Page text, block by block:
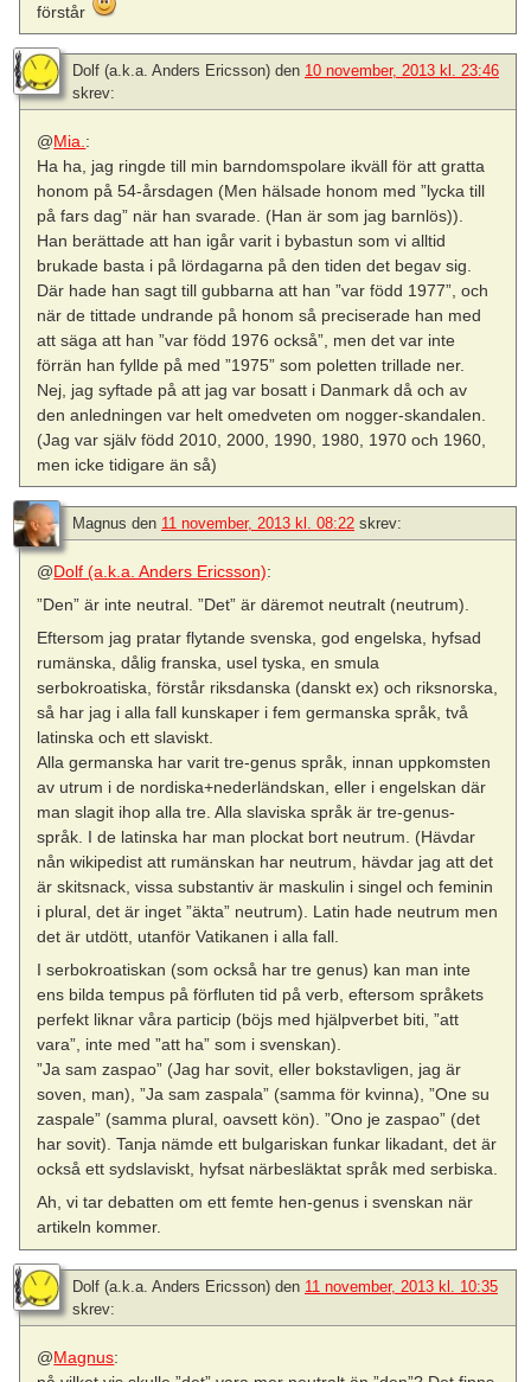
förstår
Dolf (a.k.a. Anders Ericsson) den 10 november, 2013 kl. 23:46
skrev:
@Mia. :
Ha ha, jag ringde till min barndomspolare ikväll för att gratta
honom på 54-årsdagen (Men hälsade honom med ”lycka till
på fars dag” när han svarade. (Han är som jag barnlös)).
Han berättade att han igår varit i bybastun som vi alltid
brukade basta i på lördagarna på den tiden det begav sig.
Där hade han sagt till gubbarna att han ”var född 1977”, och
när de tittade undrande på honom så preciserade han med
att säga att han ”var född 1976 också”, men det var inte
förrän han fyllde på med ”1975” som poletten trillade ner.
Nej, jag syftade på att jag var bosatt i Danmark då och av
den anledningen var helt omedveten om nogger-skandalen.
(Jag var själv född 2010, 2000, 1990, 1980, 1970 och 1960,
men icke tidigare än så)
Magnus den 11 november, 2013 kl. 08:22 skrev:
@Dolf (a.k.a. Anders Ericsson):
”Den” är inte neutral. ”Det” är däremot neutralt (neutrum).
Eftersom jag pratar flytande svenska, god engelska, hyfsad
rumänska, dålig franska, usel tyska, en smula
serbokroatiska, förstår riksdanska (danskt ex) och riksnorska,
så har jag i alla fall kunskaper i fem germanska språk, två
latinska och ett slaviskt.
Alla germanska har varit tre-genus språk, innan uppkomsten
av utrum i de nordiska+nederländskan, eller i engelskan där
man slagit ihop alla tre. Alla slaviska språk är tre-genus-
språk. I de latinska har man plockat bort neutrum. (Hävdar
nån wikipedist att rumänskan har neutrum, hävdar jag att det
är skitsnack, vissa substantiv är maskulin i singel och feminin
i plural, det är inget ”äkta” neutrum). Latin hade neutrum men
det är utdött, utanför Vatikanen i alla fall.
I serbokroatiskan (som också har tre genus) kan man inte
ens bilda tempus på förfluten tid på verb, eftersom språkets
perfekt liknar våra particip (böjs med hjälpverbet biti, ”att
vara”, inte med ”att ha” som i svenskan).
”Ja sam zaspao” (Jag har sovit, eller bokstavligen, jag är
soven, man), ”Ja sam zaspala” (samma för kvinna), ”One su
zaspale” (samma plural, oavsett kön). ”Ono je zaspao” (det
har sovit). Tanja nämde ett bulgariskan funkar likadant, det är
också ett sydslaviskt, hyfsat närbesläktat språk med serbiska.
Ah, vi tar debatten om ett femte hen-genus i svenskan när
artikeln kommer.
Dolf (a.k.a. Anders Ericsson) den 11 november, 2013 kl. 10:35
skrev:
@Magnus: